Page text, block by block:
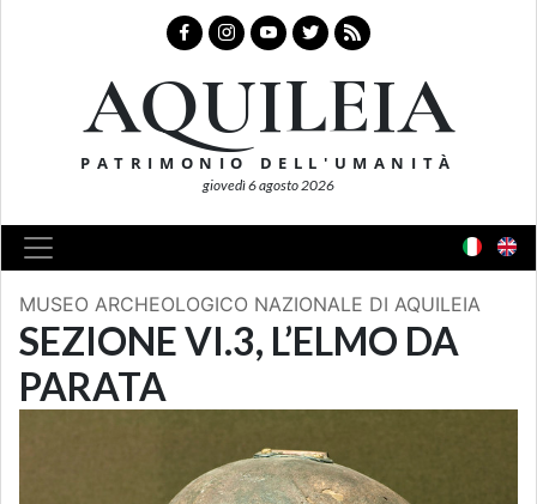
AQUILEIA
PATRIMONIO DELL'UMANITÀ
giovedì 6 agosto 2026
MUSEO ARCHEOLOGICO NAZIONALE DI AQUILEIA
SEZIONE VI.3, L’ELMO DA
PARATA